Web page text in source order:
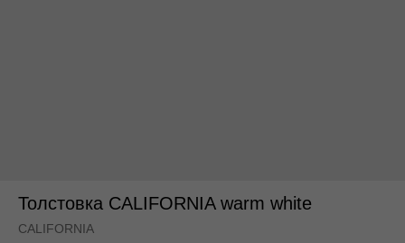
Толстовка CALIFORNIA warm white
CALIFORNIA